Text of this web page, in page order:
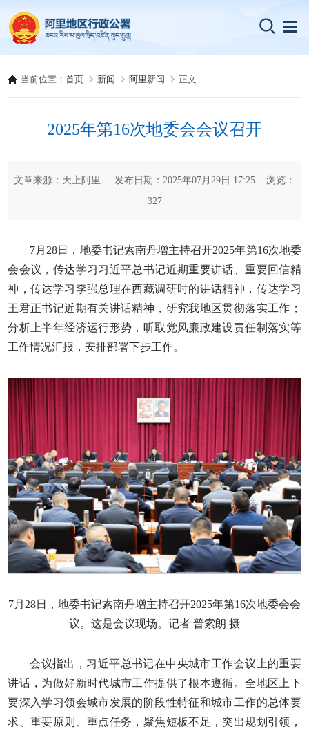
当前位置：首页 新闻 阿里新闻 正文
2025年第16次地委会会议召开
文章来源：天上阿里 发布日期：2025年07月29日 17:25 浏览：
327
7月28日，地委书记索南丹增主持召开2025年第16次地委
会会议，传达学习习近平总书记近期重要讲话、重要回信精
神，传达学习李强总理在西藏调研时的讲话精神，传达学习
王君正书记近期有关讲话精神，研究我地区贯彻落实工作；
分析上半年经济运行形势，听取党风廉政建设责任制落实等
工作情况汇报，安排部署下步工作。
7月28日，地委书记索南丹增主持召开2025年第16次地委会会
议。这是会议现场。记者 普索朗 摄
会议指出，习近平总书记在中央城市工作会议上的重要
讲话，为做好新时代城市工作提供了根本遵循。全地区上下
要深入学习领会城市发展的阶段性特征和城市工作的总体要
求、重要原则、重点任务，聚焦短板不足，突出规划引领，